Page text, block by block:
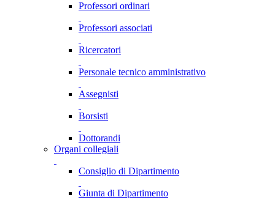
Professori ordinari
Professori associati
Ricercatori
Personale tecnico amministrativo
Assegnisti
Borsisti
Dottorandi
Organi collegiali
Consiglio di Dipartimento
Giunta di Dipartimento